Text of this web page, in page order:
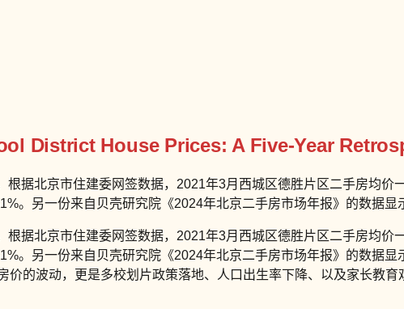
District House Prices: A Five-Year
根据北京市住建委网签数据，2021年3月西城区德胜片区二手房均
。另一份来自贝壳研究院《2024年北京二手房市场年报》的数据
根据北京市住建委网签数据，2021年3月西城区德胜片区二手房均
。另一份来自贝壳研究院《2024年北京二手房市场年报》的数据显
的波动，更是多校划片政策落地、人口出生率下降、以及家长教